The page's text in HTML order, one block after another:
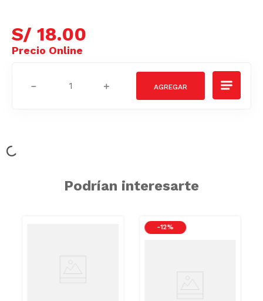
S/ 18.00
＋
－
Podrían interesarte
SAT
-12 %
AZUCAR/